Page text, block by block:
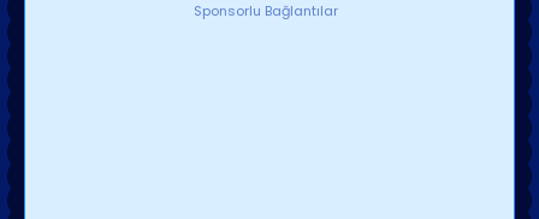
Sponsorlu Bağlantılar